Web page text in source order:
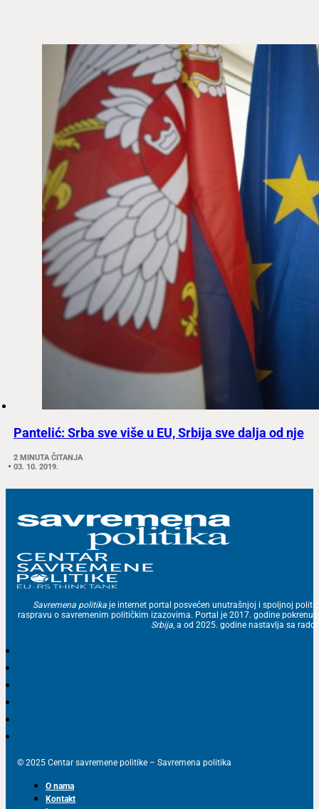
Pantelić: Srba sve više u EU, Srbija sve dalja od nje
2 MINUTA ČITANJA
03. 10. 2019.
Savremena politika je internet portal posvećen unutrašnjoj i spoljnoj
raspravu o savremenim političkim izazovima. Portal je 2017. godine
Srbija, a od 2025. godine nastavlja sa
© 2025 Centar savremene politike – Savremena politika
O nama
Kontakt